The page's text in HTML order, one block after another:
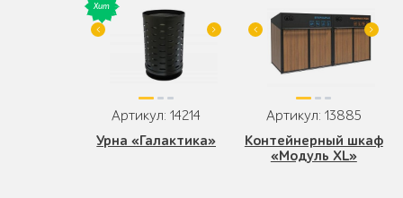
Артикул: 14214
Урна «Галактика»
Артикул: 13885
Контейнерный шкаф
«Модуль XL»